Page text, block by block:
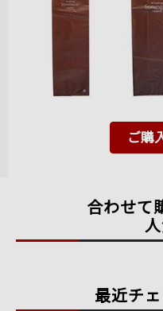
ご購
合わせて
最近チ